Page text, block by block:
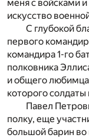
меня с войсками
искусство
C глубокой
первого
командира 1-го
полковника
и общего любимца
которого
Павел
полку, еще
большой барин